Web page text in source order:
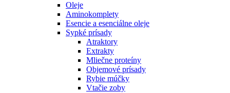
Oleje
Aminokomplety
Esencie a esenciálne oleje
Sypké prísady
Atraktory
Extrakty
Mliečne proteíny
Objemové prísady
Rybie múčky
Vtačie zoby